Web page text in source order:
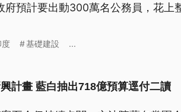
府預計要出動300萬名公務員，花上
度 基礎建設 ...
計畫 藍白抽出718億預算逕付二讀